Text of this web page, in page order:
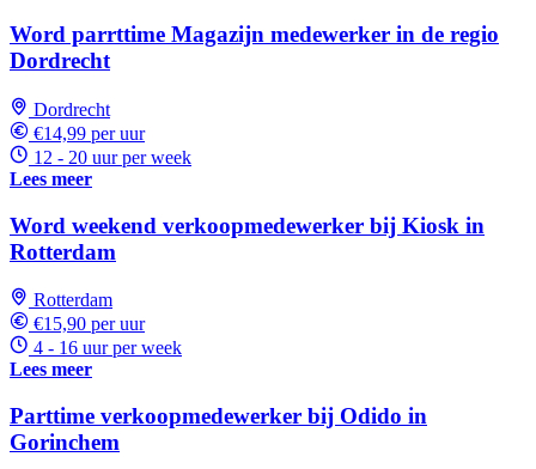
Word parrttime Magazijn medewerker in de regio
Dordrecht
Dordrecht
€14,99 per uur
12 - 20 uur per week
Lees meer
Word weekend verkoopmedewerker bij Kiosk in
Rotterdam
Rotterdam
€15,90 per uur
4 - 16 uur per week
Lees meer
Parttime verkoopmedewerker bij Odido in
Gorinchem